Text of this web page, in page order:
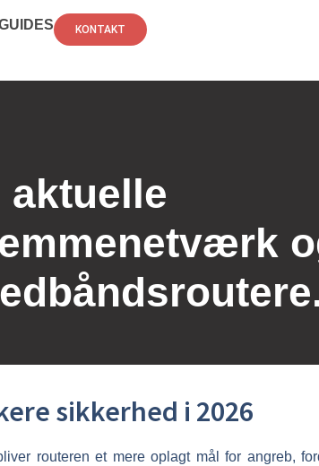
KONTAKT
sikkerhed i 2026
routeren et mere oplagt mål for angreb,